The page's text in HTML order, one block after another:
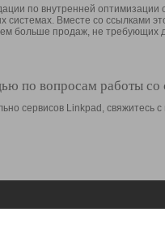
по внутренней оптимизации
системах. Вместе со ссылками
больше продаж, не требующих
по вопросам работы со
сервисов Linkpad,